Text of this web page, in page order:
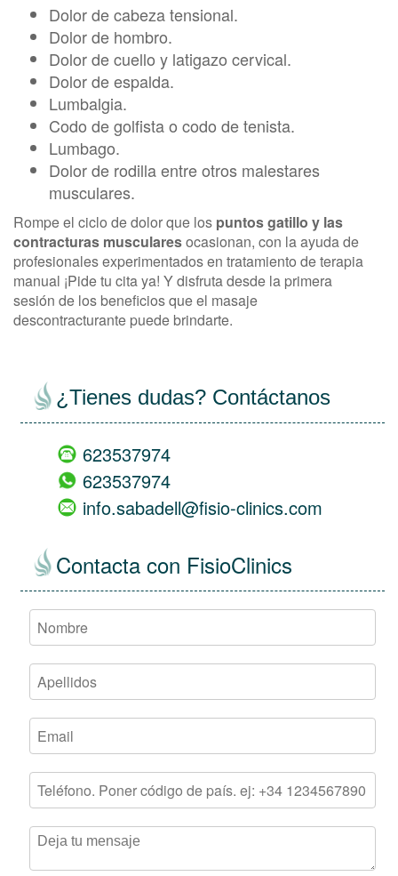
Dolor de cabeza tensional.
Dolor de hombro.
Dolor de cuello y latigazo cervical.
Dolor de espalda.
Lumbalgia.
Codo de golfista o codo de tenista.
Lumbago.
Dolor de rodilla entre otros malestares
musculares.
Rompe el ciclo de dolor que los puntos gatillo y las
contracturas muscularesocasionan, con la ayuda de
profesionales experimentados en tratamiento de terapia
manual ¡Pide tu cita ya! Y disfruta desde la primera
sesión de los beneficios que el masaje
descontracturante puede brindarte.
¿Tienes dudas? Contáctanos
623537974
623537974
info.sabadell@fisio-clinics.com
Contacta con FisioClinics